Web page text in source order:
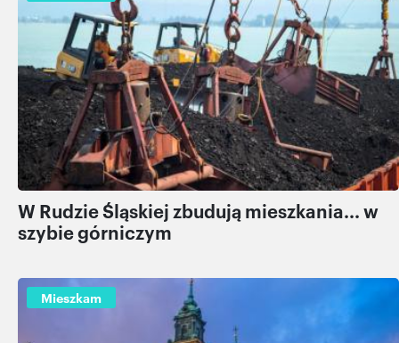
W Rudzie Śląskiej zbudują mieszkania... w
szybie górniczym
Mieszkam